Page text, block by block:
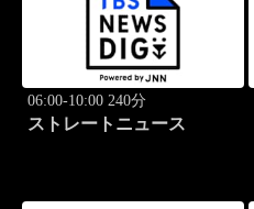
06:00-10:00 240分
ストレートニュース